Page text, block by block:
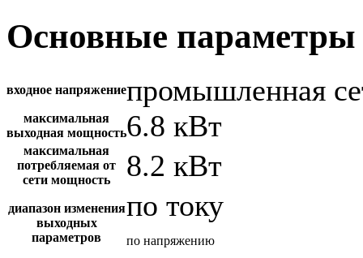
Основные параметры
входное напряжениепромышленная
максимальная
выходная мощность6.8 кВт
максимальная
потребляемая от
сети мощность
8.2 кВт
диапазон изменения
выходных
параметров
по току
по напряжению